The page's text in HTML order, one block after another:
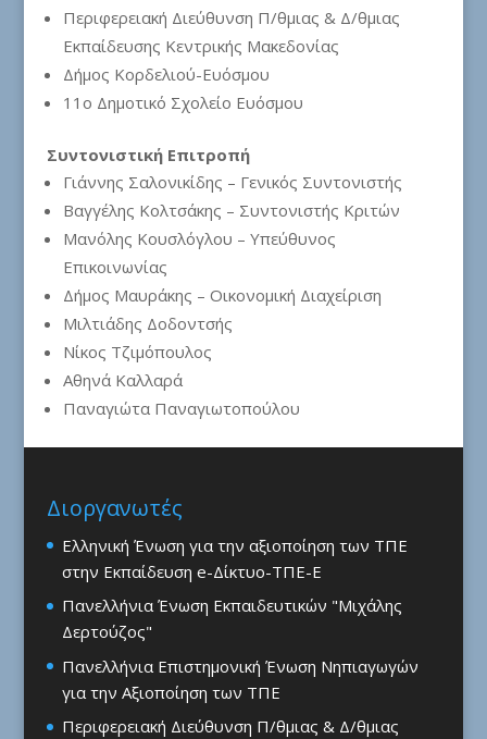
Περιφερειακή Διεύθυνση Π/θμιας & Δ/θμιας
Εκπαίδευσης Κεντρικής Μακεδονίας
Δήμος Κορδελιού-Ευόσμου
11ο Δημοτικό Σχολείο Ευόσμου
Συντονιστική Επιτροπή
Γιάννης Σαλονικίδης – Γενικός Συντονιστής
Βαγγέλης Κολτσάκης – Συντονιστής Κριτών
Μανόλης Κουσλόγλου – Υπεύθυνος
Επικοινωνίας
Δήμος Μαυράκης – Οικονομική Διαχείριση
Μιλτιάδης Δοδοντσής
Νίκος Τζιμόπουλος
Αθηνά Καλλαρά
Παναγιώτα Παναγιωτοπούλου
Διοργανωτές
Ελληνική Ένωση για την αξιοποίηση των ΤΠΕ
στην Εκπαίδευση e-Δίκτυο-ΤΠΕ-Ε
Πανελλήνια Ένωση Εκπαιδευτικών "Μιχάλης
Δερτούζος"
Πανελλήνια Επιστημονική Ένωση Νηπιαγωγών
για την Αξιοποίηση των ΤΠΕ
Περιφερειακή Διεύθυνση Π/θμιας & Δ/θμιας